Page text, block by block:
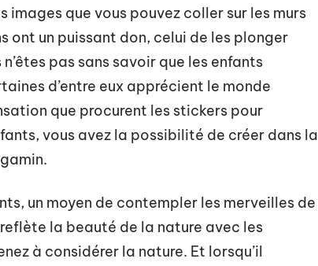
images que vous pouvez coller sur les murs
ont un puissant don, celui de les plonger
pas sans savoir que les enfants
d’entre eux apprécient le monde
que procurent les stickers pour
vous avez la possibilité de créer dans la
un moyen de contempler les merveilles de
la beauté de la nature avec les
à considérer la nature. Et lorsqu’il